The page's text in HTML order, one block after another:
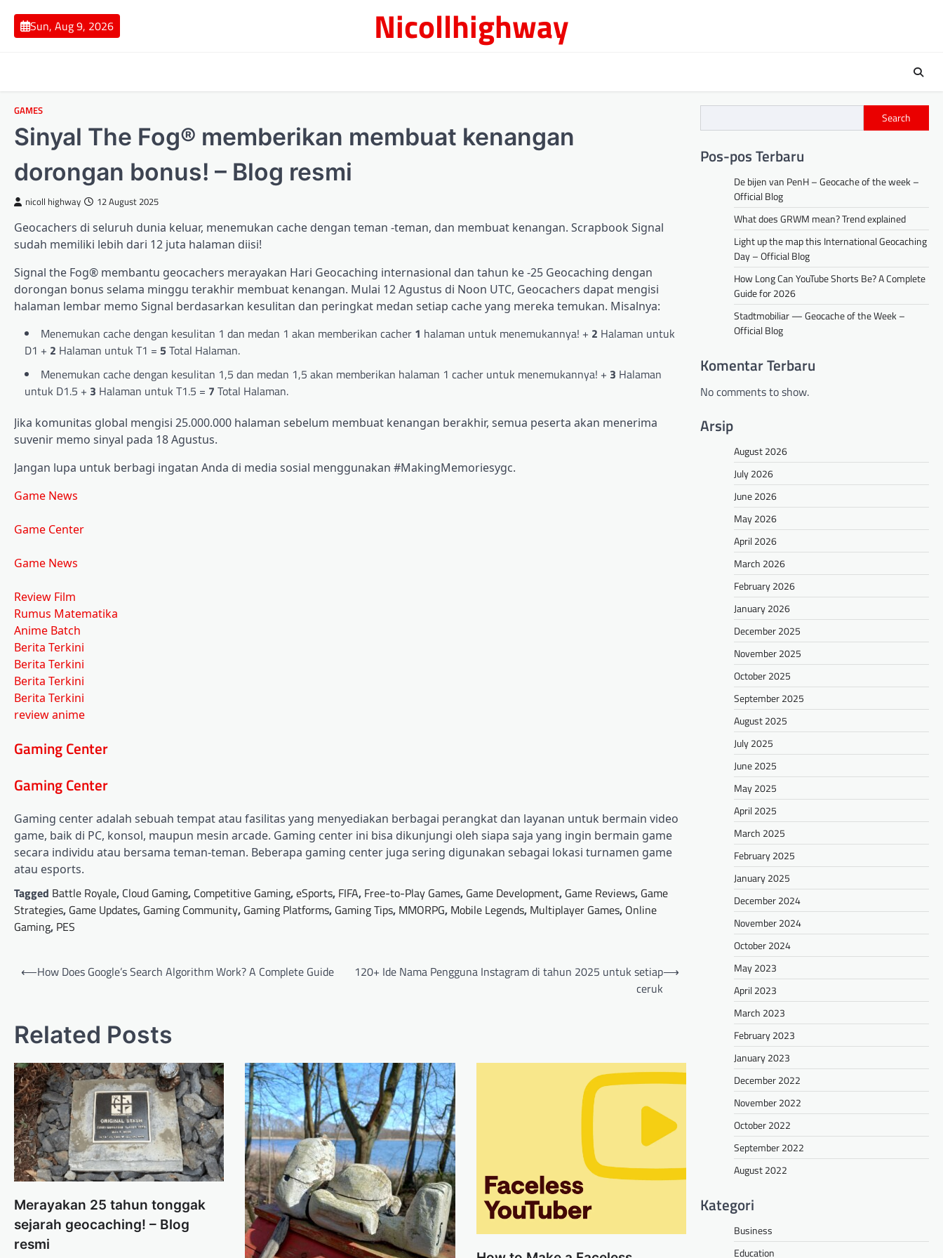
content
Sun, Aug 9, 2026 Nicollhighway
GAMES
Sinyal The Fog® memberikan membuat kenangan
dorongan bonus! – Blog resmi
nicoll highway 12 August 2025
Geocachers di seluruh dunia keluar, menemukan cache dengan teman -teman, dan membuat kenangan. Scrapbook Signal
sudah memiliki lebih dari 12 juta halaman diisi!
Signal the Fog® membantu geocachers merayakan Hari Geocaching internasional dan tahun ke -25 Geocaching dengan
dorongan bonus selama minggu terakhir membuat kenangan. Mulai 12 Agustus di Noon UTC, Geocachers dapat mengisi
halaman lembar memo Signal berdasarkan kesulitan dan peringkat medan setiap cache yang mereka temukan. Misalnya:
Menemukan cache dengan kesulitan 1 dan medan 1 akan memberikan cacher 1 halaman untuk menemukannya! + 2 Halaman untuk
D1 + 2 Halaman untuk T1 = 5 Total Halaman.
Menemukan cache dengan kesulitan 1,5 dan medan 1,5 akan memberikan halaman 1 cacher untuk menemukannya! + 3 Halaman
untuk D1.5 + 3 Halaman untuk T1.5 = 7 Total Halaman.
Jika komunitas global mengisi 25.000.000 halaman sebelum membuat kenangan berakhir, semua peserta akan menerima
suvenir memo sinyal pada 18 Agustus.
Jangan lupa untuk berbagi ingatan Anda di media sosial menggunakan #MakingMemoriesygc.
Game News
Game Center
Game News
Review Film
Rumus Matematika
Anime Batch
Berita Terkini
Berita Terkini
Berita Terkini
Berita Terkini
review anime
Gaming Center
Gaming Center
Gaming center adalah sebuah tempat atau fasilitas yang menyediakan berbagai perangkat dan layanan untuk bermain video
game, baik di PC, konsol, maupun mesin arcade. Gaming center ini bisa dikunjungi oleh siapa saja yang ingin bermain game
secara individu atau bersama teman-teman. Beberapa gaming center juga sering digunakan sebagai lokasi turnamen game
atau esports.
Tagged Battle Royale, Cloud Gaming, Competitive Gaming,eSports, FIFA, Free-to-Play Games, Game Development, Game Reviews, Game
Strategies, Game Updates, Gaming Community, Gaming Platforms, Gaming Tips, MMORPG, Mobile Legends, Multiplayer Games, Online
Gaming, PES
Post
⟵How Does Google’s Search Algorithm Work? A Complete Guide
120+ Ide Nama Pengguna Instagram di tahun 2025 untuk setiap
ceruk
⟶
Related Posts
Merayakan 25 tahun tonggak
sejarah geocaching! – Blog
resmi
Search
Pos-pos Terbaru
De bijen van PenH – Geocache of the week –
Official Blog
What does GRWM mean? Trend explained
Light up the map this International Geocaching
Day – Official Blog
How Long Can YouTube Shorts Be? A Complete
Guide for 2026
Stadtmobiliar — Geocache of the Week –
Official Blog
Komentar Terbaru
No comments to show.
Arsip
August 2026
July 2026
June 2026
May 2026
April 2026
March 2026
February 2026
January 2026
December 2025
November 2025
October 2025
September 2025
August 2025
July 2025
June 2025
May 2025
April 2025
March 2025
February 2025
January 2025
December 2024
November 2024
October 2024
May 2023
April 2023
March 2023
February 2023
January 2023
December 2022
November 2022
October 2022
September 2022
August 2022
Kategori
Business
Education